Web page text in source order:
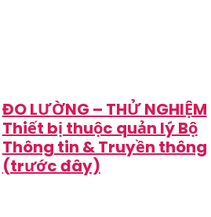
ĐO LƯỜNG – THỬ NGHIỆM
Thiết bị thuộc quản lý Bộ
Thông tin & Truyền thông
(trước đây)